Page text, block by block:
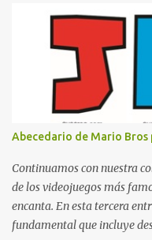
tipografía clásica y robusta
décadas. En esta primera
Identidad Visual: Un diseño
que resaltan sobre
secuencia dinámica que
Luigi, y los tonos azul y
juego. Contenido Actual:
la letra A hasta la M,
que define a toda la
in...
Abecedario de Mario Bros
Continuamos con nuestra
de los videojuegos más
encanta. En esta tercera
fundamental que incluye